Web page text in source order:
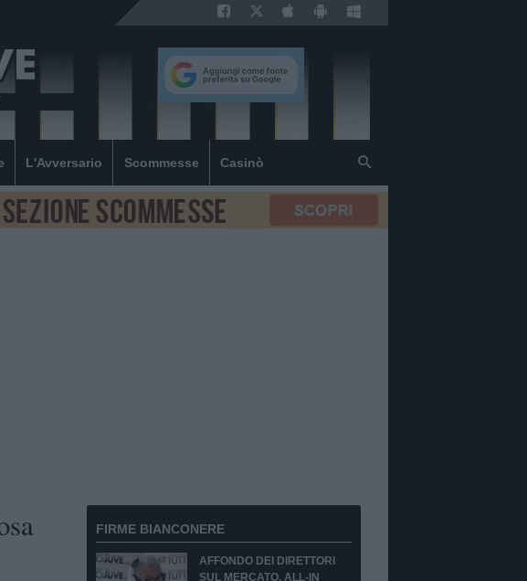
L'Avversario Scommesse Casinò
FIRME BIANCONERE
AFFONDO DEI DIRETTORI
SUL MERCATO. ALL-IN